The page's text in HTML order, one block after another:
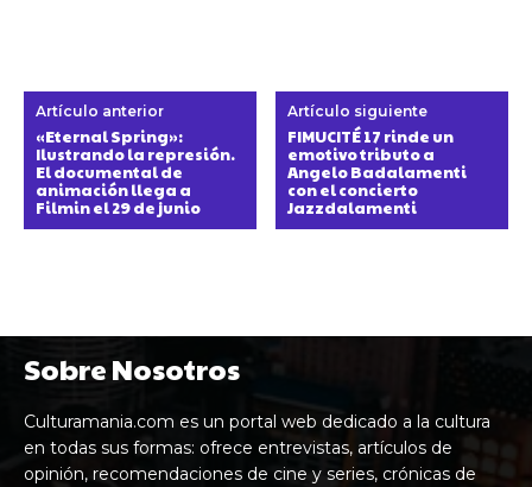
Artículo anterior
«Eternal Spring»:
Ilustrando la represión.
El documental de
animación llega a
Filmin el 29 de junio
Artículo siguiente
FIMUCITÉ 17 rinde un
emotivo tributo a
Angelo Badalamenti
con el concierto
Jazzdalamenti
Sobre Nosotros
Culturamania.com es un portal web dedicado a la cultura
en todas sus formas: ofrece entrevistas, artículos de
opinión, recomendaciones de cine y series, crónicas de